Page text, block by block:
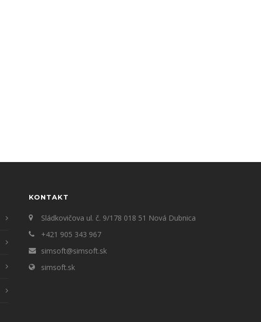
KONTAKT
Sládkovičova ul. č. 9/178 018 51 Nová Dubnica
+421 905 343 967
simsoft@simsoft.sk
simsoft.sk